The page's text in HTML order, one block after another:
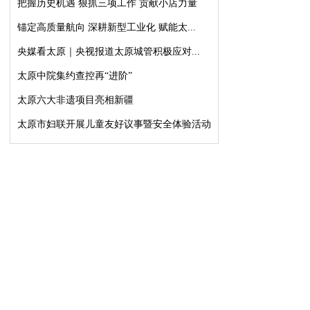
把握历史机遇 狠抓三项工作 贡献小店力量
锚定高质量航向 深耕新型工业化 赋能太...
央媒看太原｜央视报道太原城管积极应对...
太原中院集约查控再“进阶”
太原六大非遗项目亮相新疆
太原市妇联开展儿童友好议事暨安全体验活动